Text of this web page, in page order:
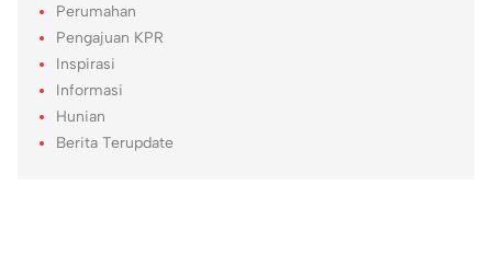
Perumahan
Pengajuan KPR
Inspirasi
Informasi
Hunian
Berita Terupdate